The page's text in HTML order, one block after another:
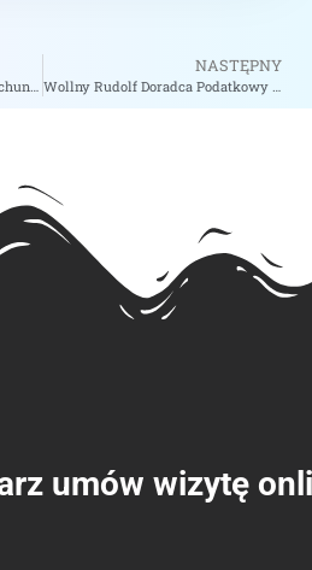
Sobieszczuk Elżbieta Biuro Rachunkowe – zobacz na biizii.com
NASTĘPNY
Wollny Rudolf Doradca Podatkowy – zobacz na biizii.com
umów wizytę